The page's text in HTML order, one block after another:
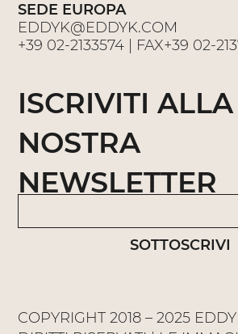
COPYRIGHT 2018 – 2025
SEDE EUROPA
EDDYK@EDDYK.COM
+39 02-2133574 | FAX+39 02-
SOTTOSCRIVI
ISCRIVITI ALLA
NOSTRA
NEWSLETTER